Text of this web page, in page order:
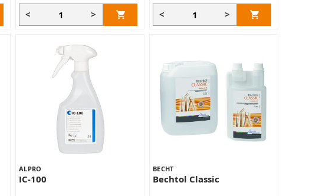
< > < >
ALPRO
IC-100
BECHT
Bechtol Classic